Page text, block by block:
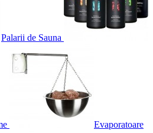
Palarii de Sauna
Evaporatoare